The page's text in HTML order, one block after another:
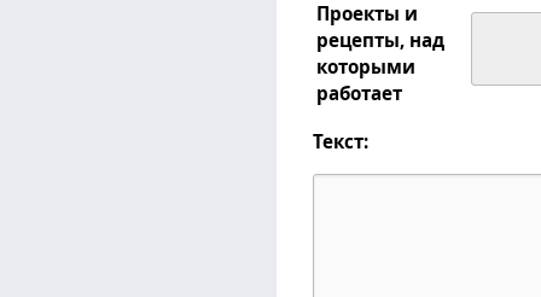
Проекты и
рецепты, над
которыми
работает
Текст: